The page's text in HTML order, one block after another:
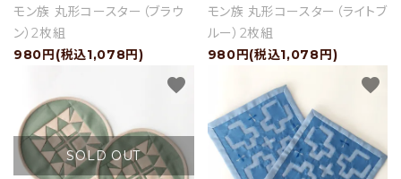
モン族 丸形コースター（ブラウ
ン）2枚組
980円(税込1,078円)
モン族 丸形コースター（ライトブ
ルー）2枚組
980円(税込1,078円)
SOLD OUT
favorite favorite